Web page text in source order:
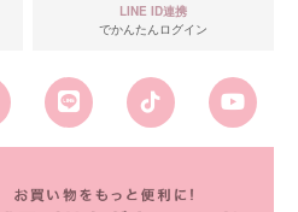
LINE ID連携
でかんたんログイン